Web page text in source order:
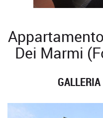
Dei Marmi